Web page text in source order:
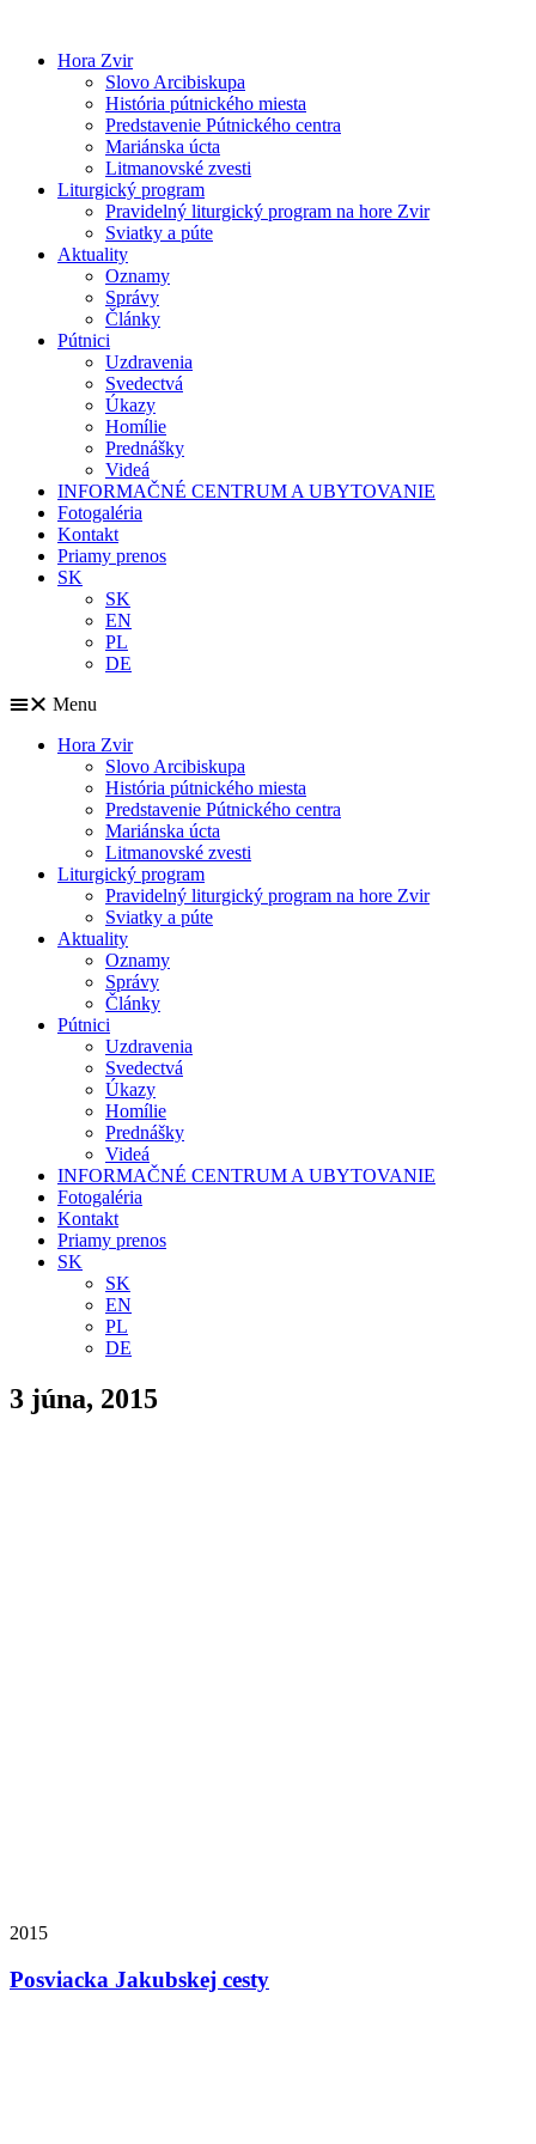
obsah
Hora Zvir
Slovo Arcibiskupa
História pútnického miesta
Predstavenie Pútnického centra
Mariánska úcta
Litmanovské zvesti
Liturgický program
Pravidelný liturgický program na hore Zvir
Sviatky a púte
Aktuality
Oznamy
Správy
Články
Pútnici
Uzdravenia
Svedectvá
Úkazy
Homílie
Prednášky
Videá
INFORMAČNÉ CENTRUM A UBYTOVANIE
Fotogaléria
Kontakt
Priamy prenos
SK
SK
EN
PL
DE
Menu
Hora Zvir
Slovo Arcibiskupa
História pútnického miesta
Predstavenie Pútnického centra
Mariánska úcta
Litmanovské zvesti
Liturgický program
Pravidelný liturgický program na hore Zvir
Sviatky a púte
Aktuality
Oznamy
Správy
Články
Pútnici
Uzdravenia
Svedectvá
Úkazy
Homílie
Prednášky
Videá
INFORMAČNÉ CENTRUM A UBYTOVANIE
Fotogaléria
Kontakt
Priamy prenos
SK
SK
EN
PL
DE
3 júna, 2015
2015
Posviacka Jakubskej cesty